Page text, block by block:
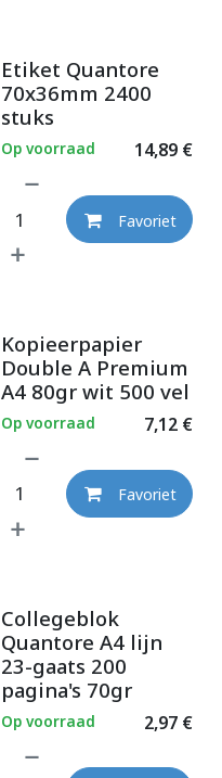
Etiket Quantore
70x36mm 2400
stuks
14,89€
Op voorraad
Favoriet
Kopieerpapier
Double A Premium
A4 80gr wit 500 vel
7,12€
Op voorraad
Favoriet
Collegeblok
Quantore A4 lijn
23-gaats 200
pagina's 70gr
2,97€
Op voorraad